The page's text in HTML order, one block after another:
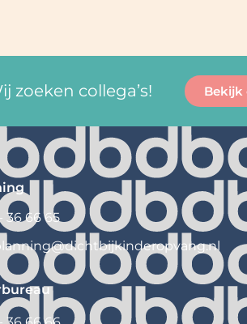
zoeken collega’s! Bekijk
36 66 65
dichtbijkinderopvang.nl